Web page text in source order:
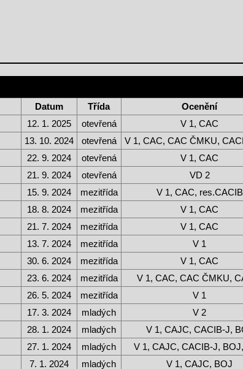
Datum Třída Ocenění
12. 1. 2025 otevřená V 1, CAC
13. 10. 2024 otevřená V 1, CAC, CAC ČMKU,
22. 9. 2024 otevřená V 1, CAC
21. 9. 2024 otevřená VD 2
15. 9. 2024 mezitřída V 1, CAC, res.CACIB
18. 8. 2024 mezitřída V 1, CAC
21. 7. 2024 mezitřída V 1, CAC
13. 7. 2024 mezitřída V 1
30. 6. 2024 mezitřída V 1, CAC
23. 6. 2024 mezitřída V 1, CAC, CAC ČMKU,
26. 5. 2024 mezitřída V 1
17. 3. 2024 mladých V 2
28. 1. 2024 mladých V 1, CAJC, CACIB-J,
27. 1. 2024 mladých V 1, CAJC, CACIB-J,
7. 1. 2024 mladých V 1, CAJC, BOJ